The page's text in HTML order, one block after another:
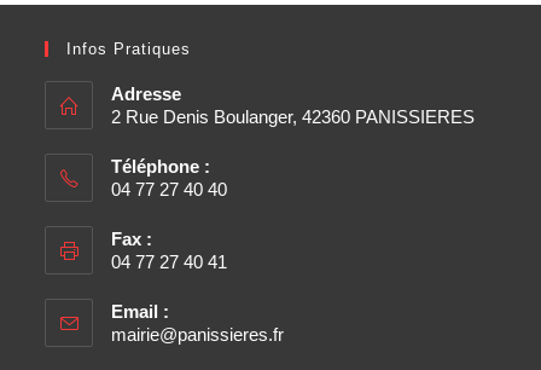
Infos Pratiques
Adresse
2 Rue Denis Boulanger, 42360 PANISSIERES
Téléphone :
04 77 27 40 40
Fax :
04 77 27 40 41
Email :
mairie@panissieres.fr